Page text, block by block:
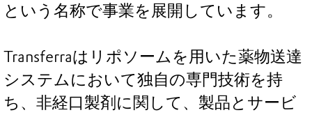
という名称で事業を展開しています。
Transferraはリポソームを用いた薬物送達
システムにおいて独自の専門技術を持
ち、非経口製剤に関して、製品とサービ